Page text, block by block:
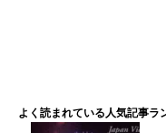
よく読まれている人気記事ラ